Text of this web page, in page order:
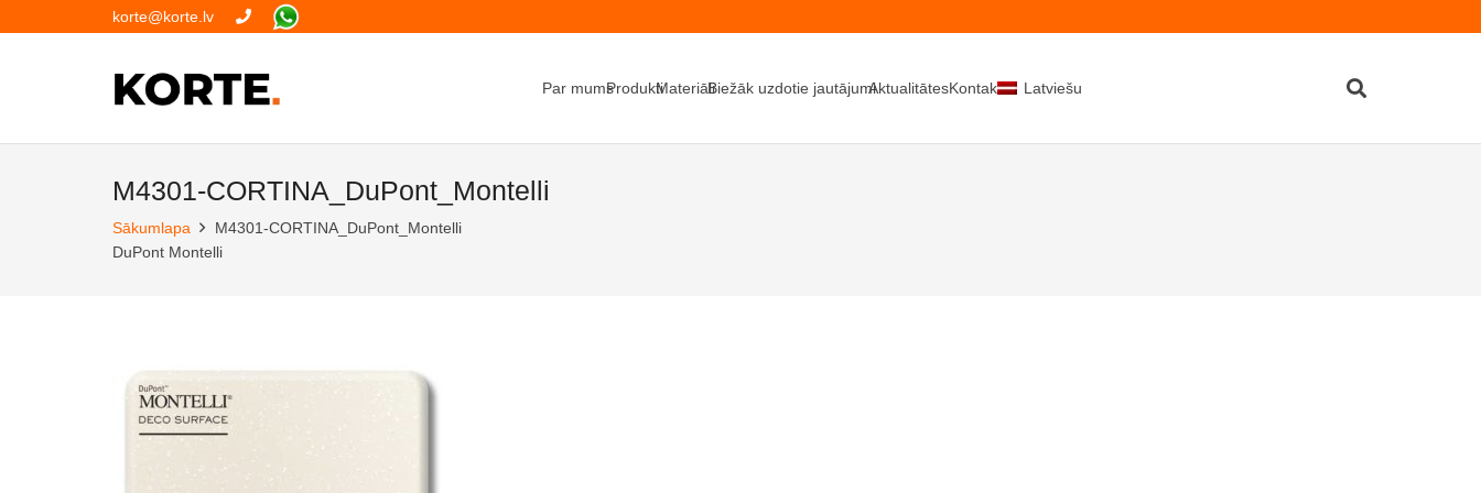
korte@korte.lv
Par mumsProduktiMateriāliBiežāk uzdotie jautājumiAktualitātesKontakti Latviešu
M4301-CORTINA_DuPont_Montelli
Sākumlapa
M4301-CORTINA_DuPont_Montelli
DuPont Montelli